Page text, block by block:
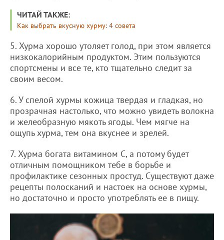
ЧИТАЙ ТАКЖЕ:
Как выбрать вкусную хурму: 4 совета
5. Хурма хорошо утоляет голод, при этом является
низкокалорийным продуктом. Этим пользуются
спортсмены и все те, кто тщательно следит за
своим весом.
6. У спелой хурмы кожица твердая и гладкая, но
прозрачная настолько, что можно увидеть волокна
и желеобразную мякоть ягоды. Чем мягче на
ощупь хурма, тем она вкуснее и зрелей.
7. Хурма богата витамином С, а потому будет
отличным помощником тебе в борьбе и
профилактике сезонных простуд. Существуют даже
рецепты полосканий и настоек на основе хурмы,
но достаточно и просто употреблять ее в пищу.